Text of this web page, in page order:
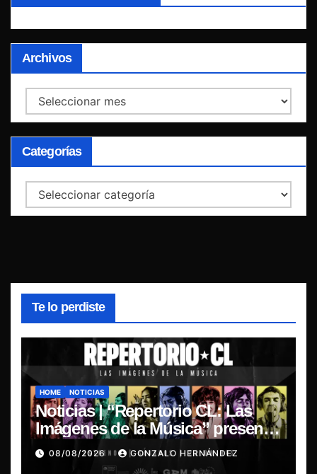
Archivos
Archivos
Categorías
Categorías
Te lo perdiste
HOME NOTICIAS
Noticias | “Repertorio CL: Las
Imágenes de la Música” presenta
la esencia del nuevo sonido
nacional
08/08/2026 GONZALO HERNÁNDEZ